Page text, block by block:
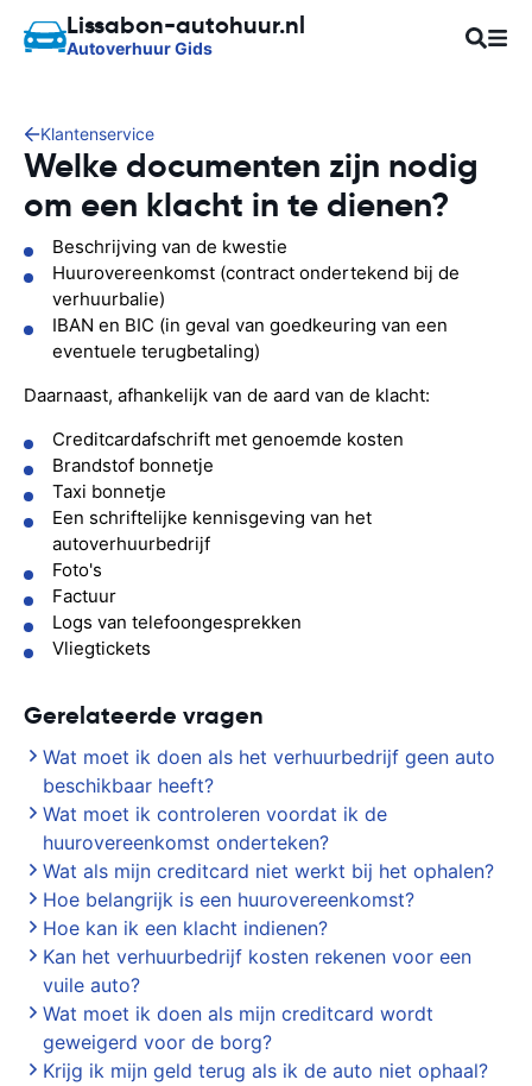
Lissabon-autohuur.nl
Autoverhuur Gids
Klantenservice
Welke documenten zijn nodig
om een klacht in te dienen?
Beschrijving van de kwestie
Huurovereenkomst (contract ondertekend bij de
verhuurbalie)
IBAN en BIC (in geval van goedkeuring van een
eventuele terugbetaling)
Daarnaast, afhankelijk van de aard van de klacht:
Creditcardafschrift met genoemde kosten
Brandstof bonnetje
Taxi bonnetje
Een schriftelijke kennisgeving van het
autoverhuurbedrijf
Foto's
Factuur
Logs van telefoongesprekken
Vliegtickets
Gerelateerde vragen
Wat moet ik doen als het verhuurbedrijf geen auto
beschikbaar heeft?
Wat moet ik controleren voordat ik de
huurovereenkomst onderteken?
Wat als mijn creditcard niet werkt bij het ophalen?
Hoe belangrijk is een huurovereenkomst?
Hoe kan ik een klacht indienen?
Kan het verhuurbedrijf kosten rekenen voor een
vuile auto?
Wat moet ik doen als mijn creditcard wordt
geweigerd voor de borg?
Krijg ik mijn geld terug als ik de auto niet ophaal?